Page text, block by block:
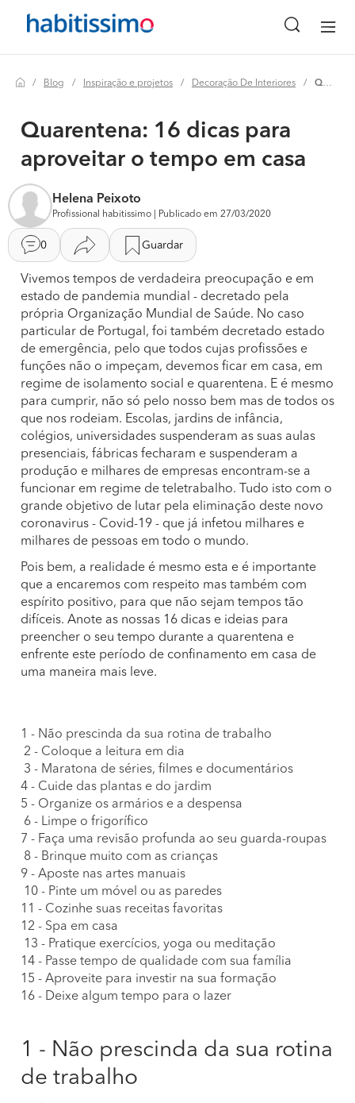
Blog Inspiração e projetos Decoração De Interiores Quarentena: 16 dicas para aproveitar o tempo em casa
Quarentena: 16 dicas para
aproveitar o tempo em casa
Helena Peixoto
Profissional habitissimo | Publicado em 27/03/2020
0 Guardar
Vivemos tempos de verdadeira preocupação e em
estado de pandemia mundial - decretado pela
própria Organização Mundial de Saúde. No caso
particular de Portugal, foi também decretado estado
de emergência, pelo que todos cujas profissões e
funções não o impeçam, devemos ficar em casa, em
regime de isolamento social e quarentena. E é mesmo
para cumprir, não só pelo nosso bem mas de todos os
que nos rodeiam. Escolas, jardins de infância,
colégios, universidades suspenderam as suas aulas
presenciais, fábricas fecharam e suspenderam a
produção e milhares de empresas encontram-se a
funcionar em regime de teletrabalho. Tudo isto com o
grande objetivo de lutar pela eliminação deste novo
coronavirus - Covid-19 - que já infetou milhares e
milhares de pessoas em todo o mundo.
Pois bem, a realidade é mesmo esta e é importante
que a encaremos com respeito mas também com
espírito positivo, para que não sejam tempos tão
difíceis. Anote as nossas 16 dicas e ideias para
preencher o seu tempo durante a quarentena e
enfrente este período de confinamento em casa de
uma maneira mais leve.
1 - Não prescinda da sua rotina de trabalho
2 - Coloque a leitura em dia
3 - Maratona de séries, filmes e documentários
4 - Cuide das plantas e do jardim
5 - Organize os armários e a despensa
6 - Limpe o frigorífico
7 - Faça uma revisão profunda ao seu guarda-roupas
8 - Brinque muito com as crianças
9 - Aposte nas artes manuais
10 - Pinte um móvel ou as paredes
11 - Cozinhe suas receitas favoritas
12 - Spa em casa
13 - Pratique exercícios, yoga ou meditação
14 - Passe tempo de qualidade com sua família
15 - Aproveite para investir na sua formação
16 - Deixe algum tempo para o lazer
1 - Não prescinda da sua rotina
de trabalho